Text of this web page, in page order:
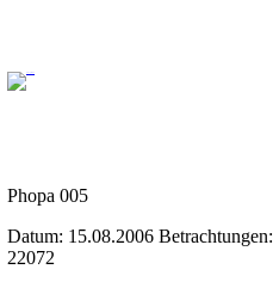
Phopa 005
Datum: 15.08.2006 Betrachtungen:
22072